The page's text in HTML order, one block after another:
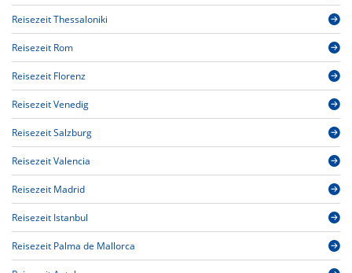
Reisezeit Thessaloniki
Reisezeit Rom
Reisezeit Florenz
Reisezeit Venedig
Reisezeit Salzburg
Reisezeit Valencia
Reisezeit Madrid
Reisezeit Istanbul
Reisezeit Palma de Mallorca